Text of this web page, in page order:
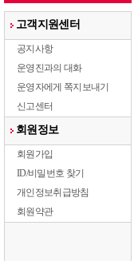
고객지원센터
공지사항
운영진과의 대화
운영자에게 쪽지보내기
신고센터
회원정보
회원가입
ID/비밀번호 찾기
개인정보취급방침
회원약관